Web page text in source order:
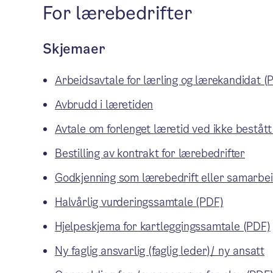
For lærebedrifter
Skjemaer
Arbeidsavtale for lærling og lærekandidat
Avbrudd i læretiden
Avtale om forlenget læretid ved ikke bestått
Bestilling av kontrakt for lærebedrifter
Godkjenning som lærebedrift eller
Halvårlig vurderingssamtale (PDF)
Hjelpeskjema for kartleggingssamtale (PDF)
Ny faglig ansvarlig (faglig leder)/ ny ansatt